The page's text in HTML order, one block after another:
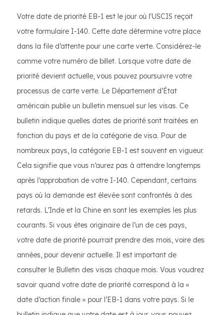
Votre date de priorité EB-1 est le jour où l'USCIS reçoit
votre formulaire I-140. Cette date détermine votre place
dans la file d’attente pour une carte verte. Considérez-le
comme votre numéro de billet. Lorsque votre date de
priorité devient actuelle, vous pouvez poursuivre votre
processus de carte verte. Le Département d’État
américain publie un bulletin mensuel sur les visas. Ce
bulletin indique quelles dates de priorité sont traitées en
fonction du pays et de la catégorie de visa. Pour de
nombreux pays, la catégorie EB-1 est souvent en vigueur.
Cela signifie que vous n’aurez pas à attendre longtemps
après l’approbation de votre I-140. Cependant, certains
pays où la demande est élevée sont confrontés à des
retards. L’Inde et la Chine en sont les exemples les plus
courants. Si vous êtes originaire de l’un de ces pays,
votre date de priorité pourrait prendre des mois, voire des
années, pour devenir actuelle. Il est important de
consulter le Bulletin des visas chaque mois. Vous voudrez
savoir quand votre date de priorité correspond à la «
date d’action finale » pour l’EB-1 dans votre pays. Si le